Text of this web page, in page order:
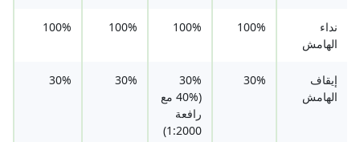
نداء
الهامش
100%
100%
100%
100%
إيقاف
الهامش
30%
30%
(40% مع
رافعة
1:2000)
30%
30%